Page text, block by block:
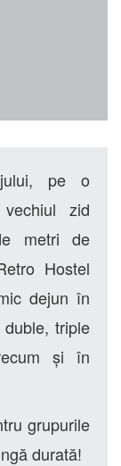
pe o
zid
metri de
Hostel
dejun în
triple
și în
grupurile
durată!